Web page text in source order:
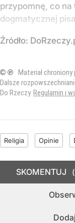
przypomnę, co
dogmatycznej
Źródło:
© ℗ Materiał
Dalsze
Do Rzeczy. Regulamin i
Religia Opinie
SKOMENTUJ